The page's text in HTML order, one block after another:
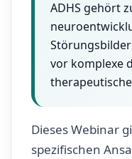
ADHS gehört
vor komplexe
Dieses Webinar
spezifischen